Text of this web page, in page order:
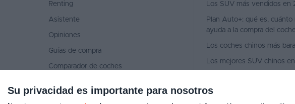
Su privacidad es importante para nosotros
Renting
Asistente
Opiniones
Guías de compra
Comparador de coches
Ventas de coches 2026
Los SUV más vendidos en
Plan Auto+: qué es,
ayuda a la compra del
Los coches chinos más
Los mejores SUV chinos
Los mejores coches por